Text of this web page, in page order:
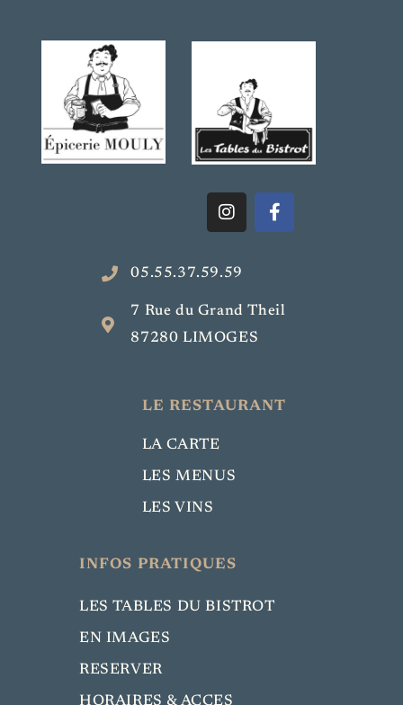
05.55.37.59.59
7 Rue du Grand Theil
87280 LIMOGES
LE RESTAURANT
LA CARTE
LES MENUS
LES VINS
INFOS PRATIQUES
LES TABLES DU BISTROT
EN IMAGES
RESERVER
HORAIRES & ACCES